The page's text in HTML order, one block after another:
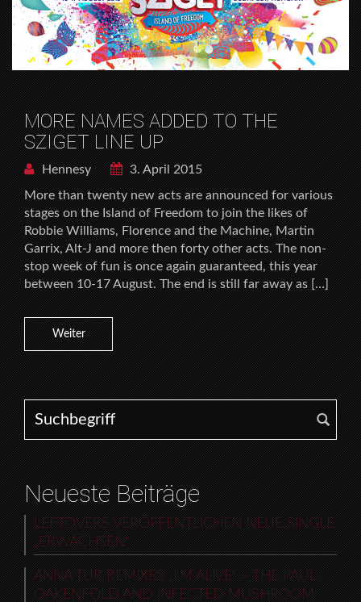
MORE NAMES ADDED TO THE
SZIGET LINE UP
Hennesy
3. April 2015
More than twenty new acts are announced for various
stages on the Island of Freedom to join the likes of
Robbie Williams, Florence and the Machine, Martin
Garrix, Alt-J and more then forty other acts. The non-
stop week of fun is once again guaranteed, this year
between 10-17 August. The end is still far away as […]
Weiter
Search for:
Neueste Beiträge
LEFTOVERS VERÖFFENTLICHEN NEUE SINGLE
„ERWACHSEN“
ANNA TUR REMIXES „I’M ALIVE“ – THE PAUL
OAKENFOLD AND INFECTED MUSHROOM